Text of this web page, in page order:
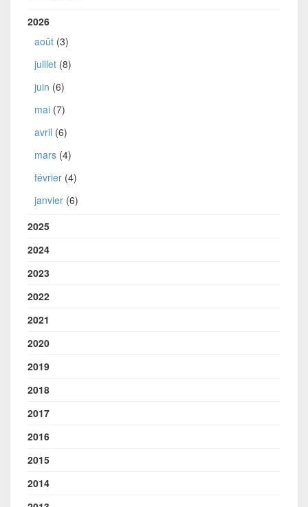
2026
août (3)
juillet (8)
juin (6)
mai (7)
avril (6)
mars (4)
février (4)
janvier (6)
2025
2024
2023
2022
2021
2020
2019
2018
2017
2016
2015
2014